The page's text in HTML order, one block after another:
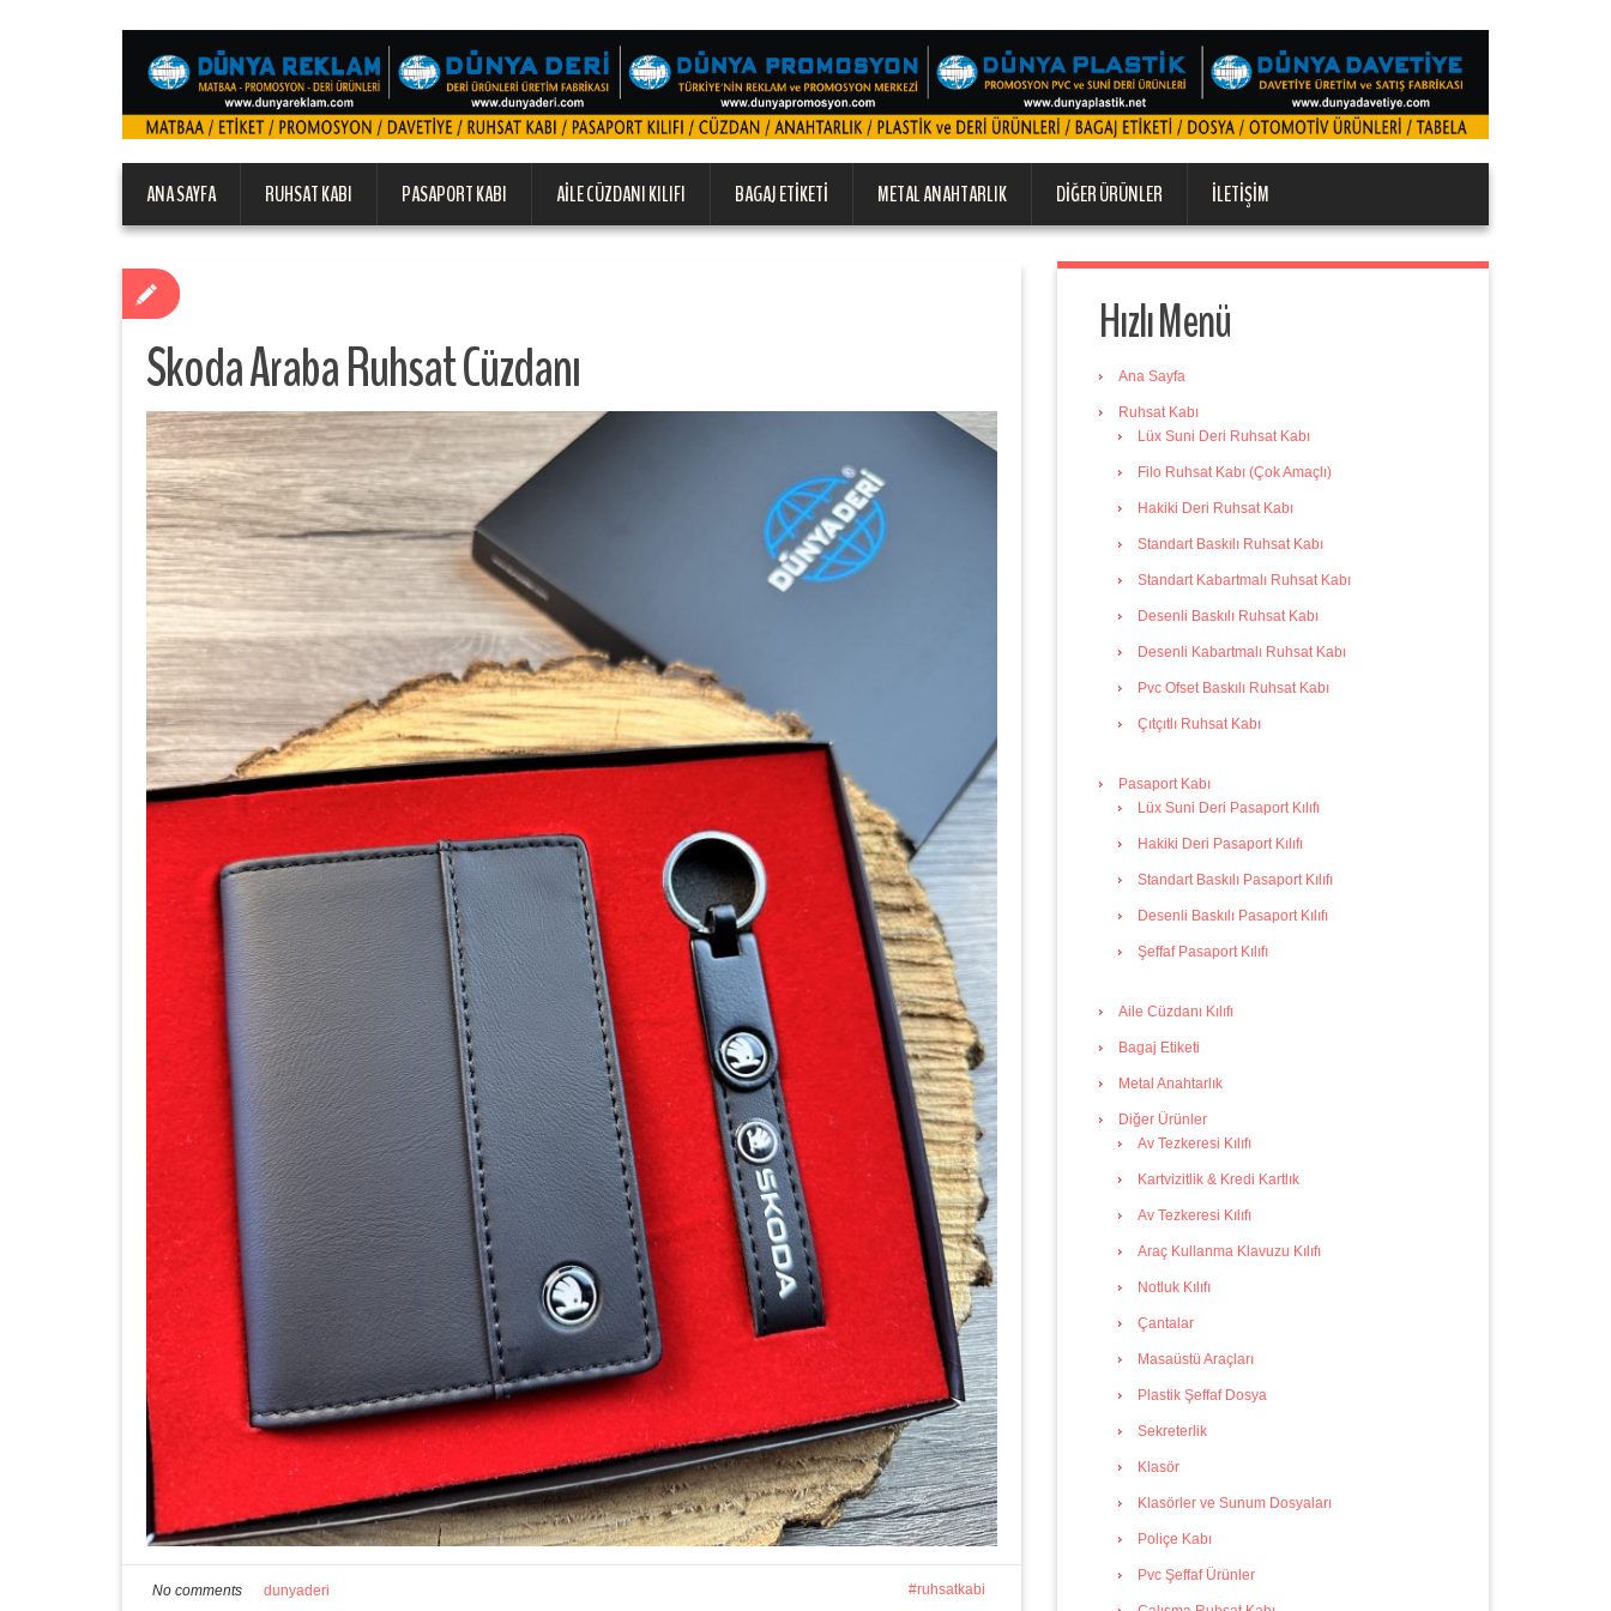
ANA SAYFA RUHSAT KABI PASAPORT KABI AILE CÜZDANI KILIFI BAGAJ ETIKETI METAL ANAHTARLIK DIĞER ÜRÜNLER İLETIŞIM
Skoda Araba Ruhsat Cüzdanı
ruhsatkabi
No comments dunyaderi
Hızlı Menü
Ana Sayfa
Ruhsat Kabı
Lüx Suni Deri Ruhsat Kabı
Filo Ruhsat Kabı (Çok Amaçlı)
Hakiki Deri Ruhsat Kabı
Standart Baskılı Ruhsat Kabı
Standart Kabartmalı Ruhsat Kabı
Desenli Baskılı Ruhsat Kabı
Desenli Kabartmalı Ruhsat Kabı
Pvc Ofset Baskılı Ruhsat Kabı
Çıtçıtlı Ruhsat Kabı
Pasaport Kabı
Lüx Suni Deri Pasaport Kılıfı
Hakiki Deri Pasaport Kılıfı
Standart Baskılı Pasaport Kılıfı
Desenli Baskılı Pasaport Kılıfı
Şeffaf Pasaport Kılıfı
Aile Cüzdanı Kılıfı
Bagaj Etiketi
Metal Anahtarlık
Diğer Ürünler
Av Tezkeresi Kılıfı
Kartvizitlik & Kredi Kartlık
Av Tezkeresi Kılıfı
Araç Kullanma Klavuzu Kılıfı
Notluk Kılıfı
Çantalar
Masaüstü Araçları
Plastik Şeffaf Dosya
Sekreterlik
Klasör
Klasörler ve Sunum Dosyaları
Poliçe Kabı
Pvc Şeffaf Ürünler